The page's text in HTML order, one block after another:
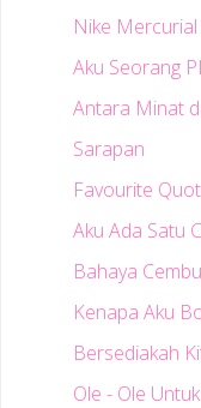
Nike Mercurial
Aku Seorang
Antara Minat
Sarapan
Favourite
Aku Ada Satu
Bahaya
Kenapa Aku
Bersediakah
Ole - Ole